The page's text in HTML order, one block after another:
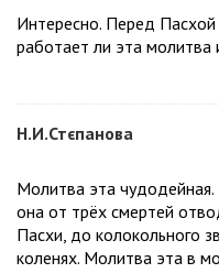
Интересно. Перед
работает ли эта молитва
Н.И.Стєпанова
Молитва эта
она от трёх смертей
Пасхи, до колокольного
коленях. Молитва эта в